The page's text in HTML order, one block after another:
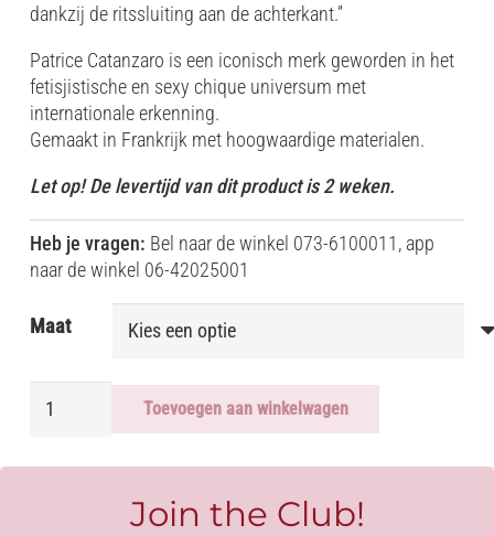
dankzij de ritssluiting aan de achterkant.”
Patrice Catanzaro is een iconisch merk geworden in het
fetisjistische en sexy chique universum met
internationale erkenning.
Gemaakt in Frankrijk met hoogwaardige materialen.
Let op! De levertijd van dit product is 2 weken.
Heb je vragen: Bel naar de winkel 073-6100011, app
naar de winkel 06-42025001
Maat
BROUILLARD
VINYL
aantal
Toevoegen aan winkelwagen
Join the Club!